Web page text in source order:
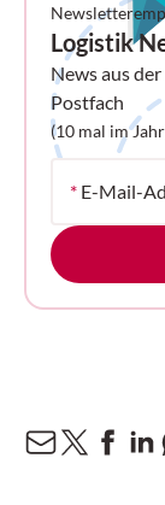
Logistik
News aus
Postfach
(10 mal im
* E-Mail-